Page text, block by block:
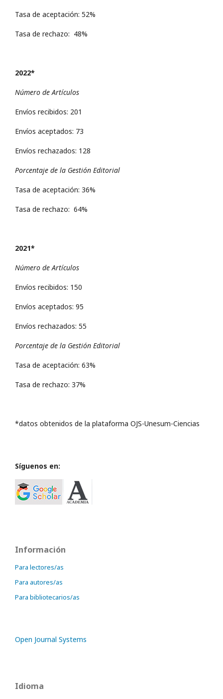
Tasa de aceptación: 52%
Tasa de rechazo: 48%
2022*
Número de Artículos
Envíos recibidos: 201
Envíos aceptados: 73
Envíos rechazados: 128
Porcentaje de la Gestión Editorial
Tasa de aceptación: 36%
Tasa de rechazo: 64%
2021*
Número de Artículos
Envíos recibidos: 150
Envíos aceptados: 95
Envíos rechazados: 55
Porcentaje de la Gestión Editorial
Tasa de aceptación: 63%
Tasa de rechazo: 37%
*datos obtenidos de la plataforma OJS-Unesum-Ciencias
Síguenos en:
Información
Para lectores/as
Para autores/as
Para bibliotecarios/as
Open Journal Systems
Idioma